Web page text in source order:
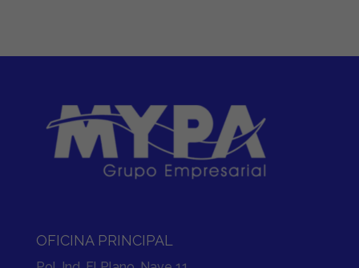
OFICINA PRINCIPAL